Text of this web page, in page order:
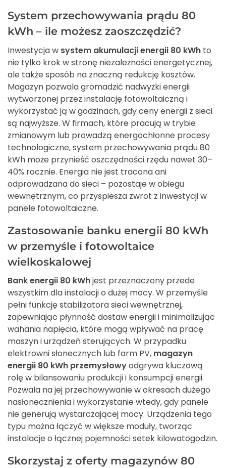
System przechowywania prądu 80
kWh – ile możesz zaoszczędzić?
Inwestycja w system akumulacji energii 80 kWh to
nie tylko krok w stronę niezależności energetycznej,
ale także sposób na znaczną redukcję kosztów.
Magazyn pozwala gromadzić nadwyżki energii
wytworzonej przez instalację fotowoltaiczną i
wykorzystać ją w godzinach, gdy ceny energii z sieci
są najwyższe. W firmach, które pracują w trybie
zmianowym lub prowadzą energochłonne procesy
technologiczne, system przechowywania prądu 80
kWh może przynieść oszczędności rzędu nawet 30–
40% rocznie. Energia nie jest tracona ani
odprowadzana do sieci – pozostaje w obiegu
wewnętrznym, co przyspiesza zwrot z inwestycji w
panele fotowoltaiczne.
Zastosowanie banku energii 80 kWh
w przemyśle i fotowoltaice
wielkoskalowej
Bank energii 80 kWhjest przeznaczony przede
wszystkim dla instalacji o dużej mocy. W przemyśle
pełni funkcję stabilizatora sieci wewnętrznej,
zapewniając płynność dostaw energii i minimalizując
wahania napięcia, które mogą wpływać na pracę
maszyn i urządzeń sterujących. W przypadku
elektrowni słonecznych lub farm PV, magazyn
energii 80 kWh przemysłowyodgrywa kluczową
rolę w bilansowaniu produkcji i konsumpcji energii.
Pozwala na jej przechowywanie w okresach dużego
nasłonecznienia i wykorzystanie wtedy, gdy panele
nie generują wystarczającej mocy. Urządzenia tego
typu można łączyć w większe moduły, tworząc
instalacje o łącznej pojemności setek kilowatogodzin.
Skorzystaj z oferty magazynów 80